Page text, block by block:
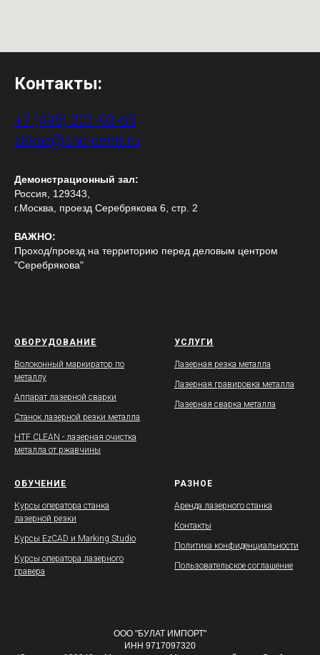
Контакты:
+7 (495) 201-93-65
zakaz@cnc-centr.ru
Демонстрационный зал:
Россия, 129343,
г.Москва, проезд Серебрякова 6, стр. 2
ВАЖНО:
Проход/проезд на территорию перед деловым центром
"Серебрякова"
ОБОРУДОВАНИЕ
Волоконный маркиратор по
металлу
Аппарат лазерной сварки
Станок лазерной резки металла
HTF CLEAN - лазерная очистка
металла от ржавчины
УСЛУГИ
Лазерная резка металла
Лазерная гравировка металла
Лазерная сварка металла
ОБУЧЕНИЕ
Курсы оператора станка
лазерной резки
Курсы EzCAD и Marking Studio
Курсы оператора лазерного
гравера
РАЗНОЕ
Аренда лазерного станка
Контакты
Политика конфиденциальности
Пользовательское соглашение
ООО "БУЛАТ ИМПОРТ"
ИНН 9717097320